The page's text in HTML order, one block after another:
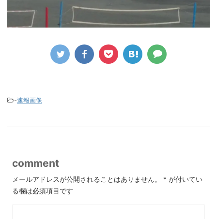
-速報画像
comment
メールアドレスが公開されることはありません。 * が付いてい
る欄は必須項目です